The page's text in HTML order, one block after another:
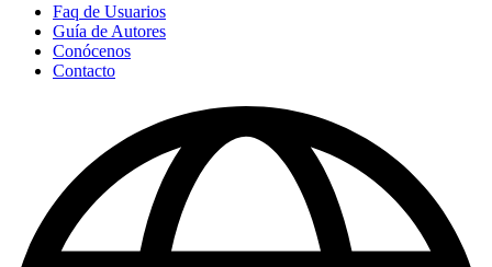
Faq de Usuarios
Guía de Autores
Conócenos
Contacto